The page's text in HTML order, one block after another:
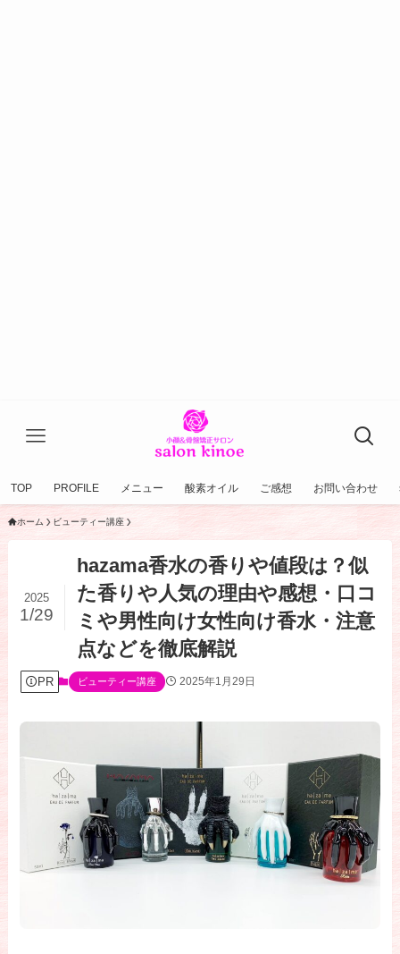
TOP PROFILE メニュー 酸素オイル ご感想 お問い合わせ
ホーム ビューティー講座
hazama香水の香りや値段は？似
た香りや人気の理由や感想・口コ
ミや男性向け女性向け香水・注意
点などを徹底解説
2025
1/29
PR ビューティー講座 2025年1月29日